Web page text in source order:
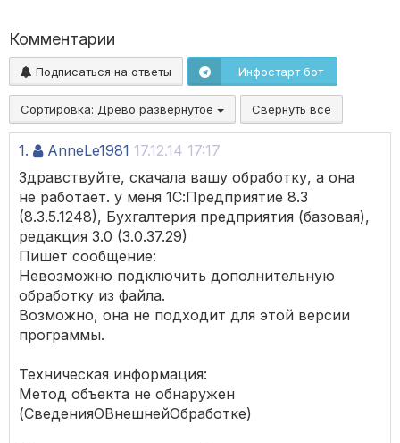
Комментарии
Подписаться на ответы Инфостарт бот
Сортировка: Древо развёрнутое Свернуть все
1. AnneLe1981 17.12.14 17:17
Здравствуйте, скачала вашу обработку, а она
не работает. у меня 1С:Предприятие 8.3
(8.3.5.1248), Бухгалтерия предприятия (базовая),
редакция 3.0 (3.0.37.29)
Пишет сообщение:
Невозможно подключить дополнительную
обработку из файла.
Возможно, она не подходит для этой версии
программы.
Техническая информация:
Метод объекта не обнаружен
(СведенияОВнешнейОбработке)